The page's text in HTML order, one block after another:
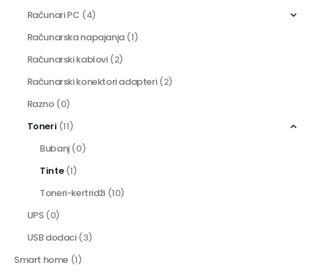
Računari PC (4)
Računarska napajanja (1)
Računarski kablovi (2)
Računarski konektori adapteri (2)
Razno (0)
Toneri (11)
Bubanj (0)
Tinte (1)
Toneri-kertridži (10)
UPS (0)
USB dodaci (3)
Smart home (1)